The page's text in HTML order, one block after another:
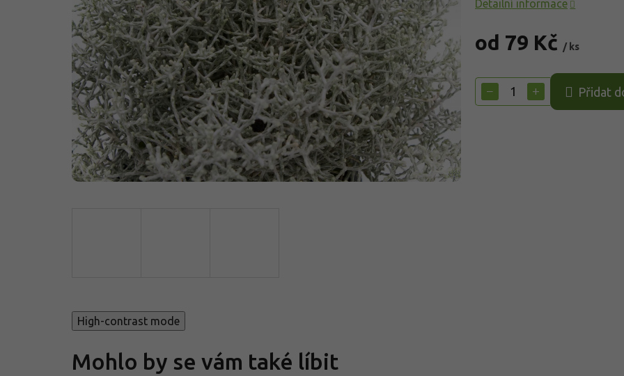
od 79 Kč / ks
cena:
+
− Přidat
Detailní informace
High-contrast mode
Mohlo by se vám také líbit